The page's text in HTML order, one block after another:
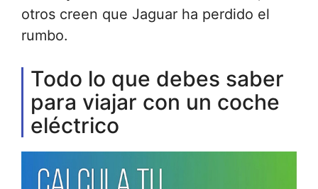
otros creen que Jaguar ha perdido el
rumbo.
Todo lo que debes saber
para viajar con un coche
eléctrico